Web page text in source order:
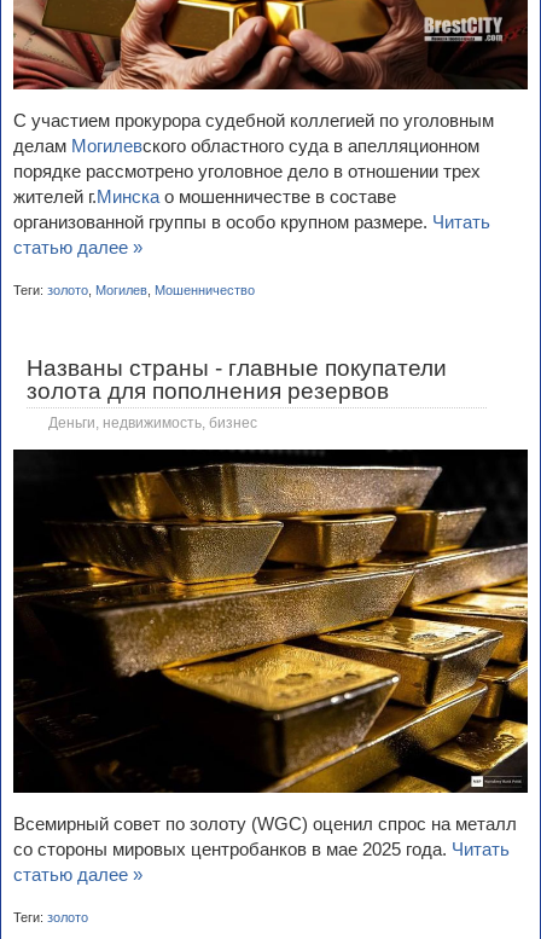
С участием прокурора судебной коллегией по уголовным
делам Могилевского областного суда в апелляционном
порядке рассмотрено уголовное дело в отношении трех
жителей г.Минска о мошенничестве в составе
организованной группы в особо крупном размере. Читать
статью далее »
Теги: золото Могилев Мошенничество
Названы страны - главные покупатели
золота для пополнения резервов
Деньги, недвижимость, бизнес
Всемирный совет по золоту (WGC) оценил спрос на металл
со стороны мировых центробанков в мае 2025 года. Читать
статью далее »
Теги: золото